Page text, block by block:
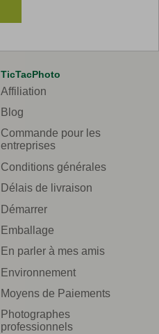
TicTacPhoto
Affiliation
Blog
Commande pour les
entreprises
Conditions générales
Délais de livraison
Démarrer
Emballage
En parler à mes amis
Environnement
Moyens de Paiements
Photographes
professionnels